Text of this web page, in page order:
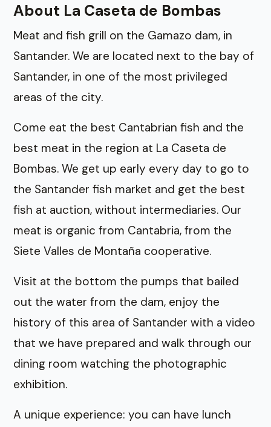
About La Caseta de Bombas
Meat and fish grill on the Gamazo dam, in
Santander. We are located next to the bay of
Santander, in one of the most privileged
areas of the city.
Come eat the best Cantabrian fish and the
best meat in the region at La Caseta de
Bombas. We get up early every day to go to
the Santander fish market and get the best
fish at auction, without intermediaries. Our
meat is organic from Cantabria, from the
Siete Valles de Montaña cooperative.
Visit at the bottom the pumps that bailed
out the water from the dam, enjoy the
history of this area of ​​Santander with a video
that we have prepared and walk through our
dining room watching the photographic
exhibition.
A unique experience: you can have lunch